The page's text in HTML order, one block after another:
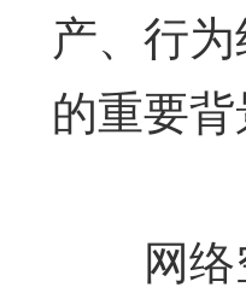
产、行
的重要背
网络空